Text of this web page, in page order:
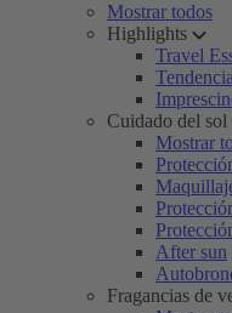
Mostrar todos
Highlights
Travel
Cuidado del sol
Mostrar
After sun
Fragancias de